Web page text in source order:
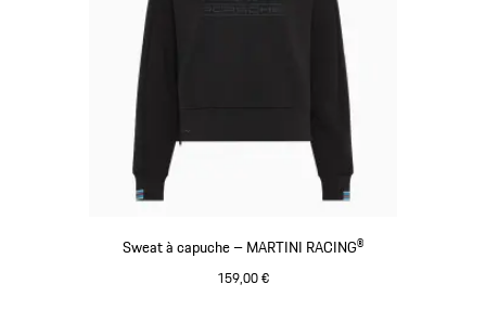
Sweat à capuche – MARTINI RACING®
159,00 €